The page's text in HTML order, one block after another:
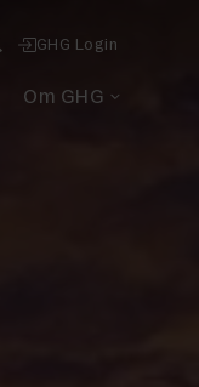
Om GHG
GHG Login